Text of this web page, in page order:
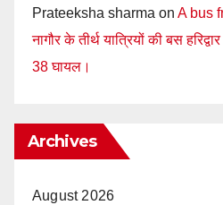
Prateeksha sharma on A bus
नागौर के तीर्थ यात्रियों की बस
38 घायल।
Archives
August 2026